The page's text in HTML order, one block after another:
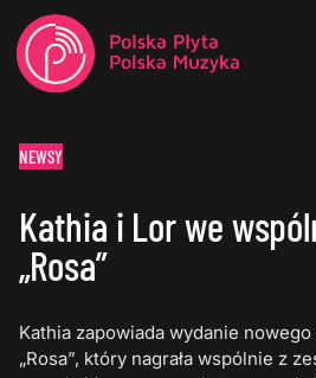
NEWSY
Kathia i Lor we
„Rosa”
Kathia zapowiada wydanie
„Rosa”, który nagrała wspólnie z